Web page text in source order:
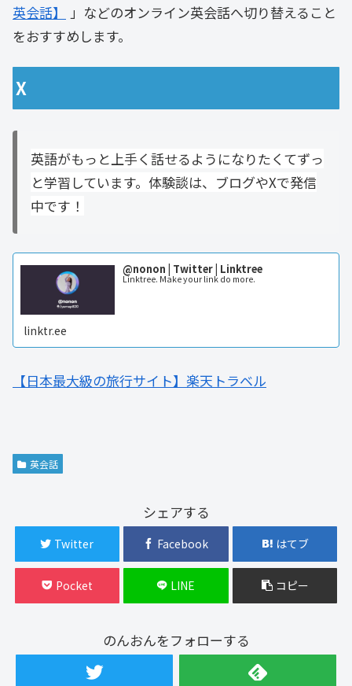
英会話】
」などのオンライン英会話へ切り替えること
をおすすめします。
X
英語がもっと上手く話せるようになりたくてずっ
と学習しています。体験談は、ブログやXで発信
中です！
@nonon | Twitter | Linktree
Linktree. Make your link do more.
linktr.ee
【日本最大級の旅行サイト】楽天トラベル
英会話
シェアする
Twitter Facebook はてブ
Pocket LINE コピー
のんおんをフォローする